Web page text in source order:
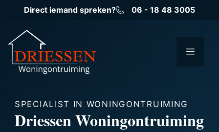
inhoud
Direct iemand spreken? 06 - 18 48 3005
Menu
SPECIALIST IN WONINGONTRUIMING
Driessen Woningontruiming